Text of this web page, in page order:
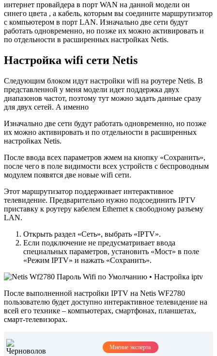
интернет провайдера в порт WAN на данной модели он
синего цвета , а кабель, которым вы соедините маршрутизатор
с компьютером в порт LAN. Изначально две сети будут
работать одновременно, но позже их можно активировать и
по отдельности в расширенных настройках Netis.
Настройка wifi сети Netis
Следующим блоком идут настройки wifi на роутере Netis. В
представленной у меня модели идет поддержка двух
диапазонов частот, поэтому тут можно задать данные сразу
для двух сетей. А именно
Изначально две сети будут работать одновременно, но позже
их можно активировать и по отдельности в расширенных
настройках Netis.
После ввода всех параметров жмем на кнопку «Сохранить»,
после чего в поле видимости всех устройств с беспроводным
модулем появятся две новые wifi сети.
Этот маршрутизатор поддерживает интерактивное
телевидение. Предварительно нужно подсоединить IPTV
приставку к роутеру кабелем Ethernet к свободному разъему
LAN.
Открыть раздел «Сеть», выбрать «IPTV».
Если подключение не предусматривает ввода
специальных параметров, установить «Мост» в поле
«Режим IPTV» и нажать «Сохранить».
После выполненной настройки IPTV на Netis WF2780
пользователю будет доступно интерактивное телевидение на
всей его технике – компьютерах, смартфонах, планшетах,
смарт-телевизорах.
Мнение эксперта